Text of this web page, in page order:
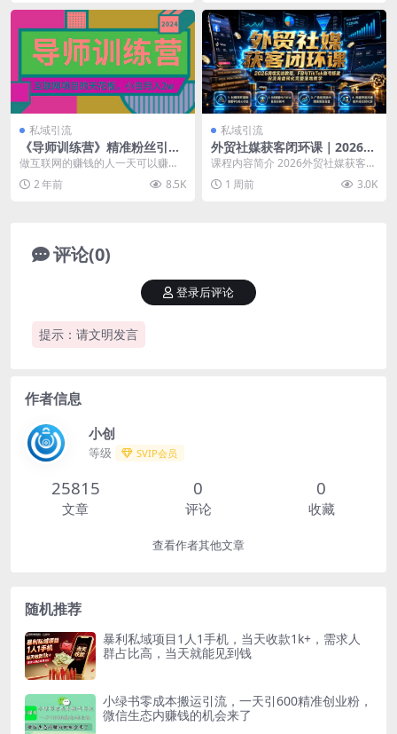
私域引流
《导师训练营》精准粉丝引流
的天花板，小白月入2w
做互联网的赚钱的人一天可以赚到
几千几万，不赚钱的人一天赚几元
几十元都很困难。如果...
2 年前 8.5K
私域引流
外贸社媒获客闭环课｜2026跨
境实战教程，FB与TikTok账
号搭建投流询盘转化完整落地
教学
课程内容简介 2026外贸社媒获客闭
环实战课围绕海外社媒完整获客链
路展开，讲解F...
1 周前 3.0K
评论(0)
提示：请文明发言
登录后评论
作者信息
小创
等级 SVIP会员
25815
文章
0
评论
0
收藏
查看作者其他文章
随机推荐
暴利私域项目1人1手机，当天收款1k+，需求人
群占比高，当天就能见到钱
小绿书零成本搬运引流，一天引600精准创业粉，
微信生态内赚钱的机会来了